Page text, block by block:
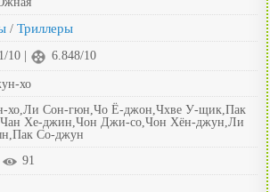
/ Триллеры
10 | 6.848/10
хо
хо,Ли Сон-гюн,Чо Ё-джон,Чхве У-щик,Пак
Хе-джин,Чон Джи-со,Чон Хён-джун,Ли
Со-джун
91